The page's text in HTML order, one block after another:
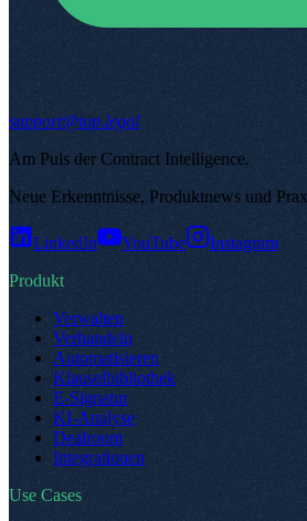
support@top.legal
Am Puls der Contract Intelligence.
Neue Erkenntnisse, Produktnews und
LinkedIn YouTube
Instagram
Produkt
Verwalten
Verhandeln
Automatisieren
Klauselbibliothek
E-Signatur
KI-Analyse
Dealroom
Integrationen
Use Cases